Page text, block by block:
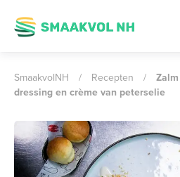
SmaakvolNH / Recepten /
dressing en crème van peterselie